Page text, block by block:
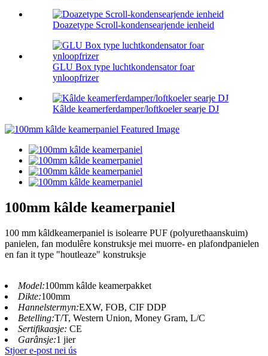
Doazetype Scroll-kondensearjende ienheid
GLU Box type luchtkondensator foar
ynloopfrizer
Kâlde keamerferdamper/loftkoeler searje DJ
100mm kâlde keamerpaniel
100 mm kâldkeamerpaniel is isolearre PUF (polyurethaanskuim)
panielen, fan modulêre konstruksje mei muorre- en plafondpanielen
en fan it type "houtleaze" konstruksje
Model:100mm kâlde keamerpakket
Dikte:100mm
Hannelstermyn:EXW, FOB, CIF DDP
Betelling:T/T, Western Union, Money Gram, L/C
Sertifikaasje: CE
Garânsje:1 jier
Stjoer e-post nei ús